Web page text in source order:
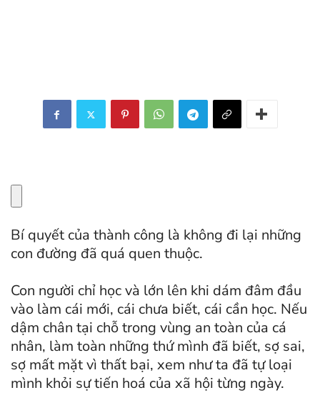
Bí quyết của thành công là không đi lại những
con đường đã quá quen thuộc.
Con người chỉ học và lớn lên khi dám đâm đầu
vào làm cái mới, cái chưa biết, cái cần học. Nếu
dậm chân tại chỗ trong vùng an toàn của cá
nhân, làm toàn những thứ mình đã biết, sợ sai,
sợ mất mặt vì thất bại, xem như ta đã tự loại
mình khỏi sự tiến hoá của xã hội từng ngày.